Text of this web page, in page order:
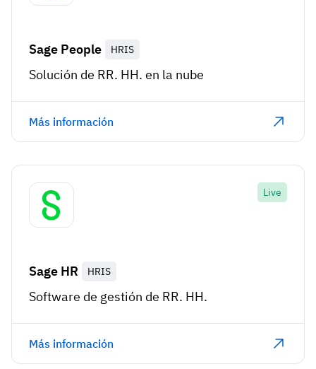
Sage People HRIS
Solución de RR. HH. en la nube
Más información
Live
Sage HR HRIS
Software de gestión de RR. HH.
Más información